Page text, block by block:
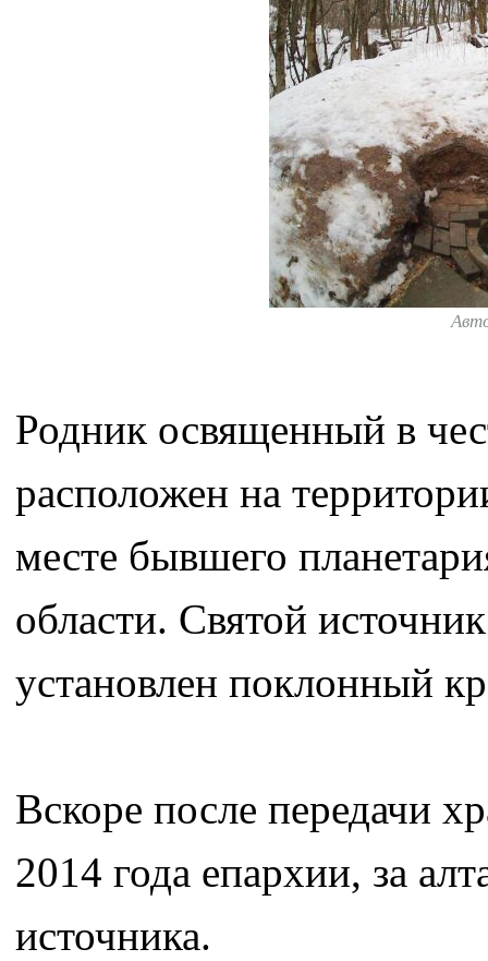
Родник освященный в
расположен на
месте бывшего
области. Святой
установлен поклонный
Вскоре после передачи
2014 года епархии, за
источника.